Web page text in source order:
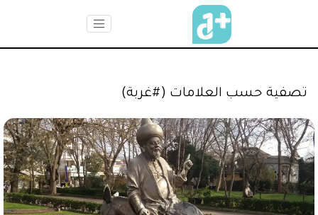
تصفية حسب العلامات (#غربة)